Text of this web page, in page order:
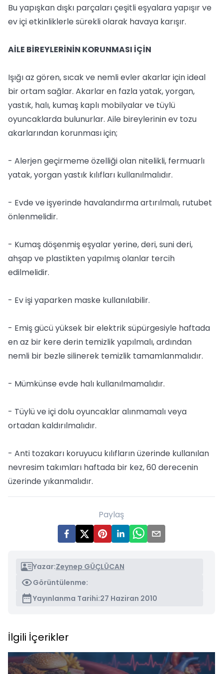
Bu yapışkan dışkı parçaları çeşitli eşyalara yapışır ve
ev içi etkinliklerle sürekli olarak havaya karışır.
AİLE BİREYLERİNİN KORUNMASI İÇİN
Işığı az gören, sıcak ve nemli evler akarlar için ideal
bir ortam sağlar. Akarlar en fazla yatak, yorgan,
yastık, halı, kumaş kaplı mobilyalar ve tüylü
oyuncaklarda bulunurlar. Aile bireylerinin ev tozu
akarlarından korunması için;
- Alerjen geçirmeme özelliği olan nitelikli, fermuarlı
yatak, yorgan yastık kılıfları kullanılmalıdır.
- Evde ve işyerinde havalandırma artırılmalı, rutubet
önlenmelidir.
- Kumaş döşenmiş eşyalar yerine, deri, suni deri,
ahşap ve plastikten yapılmış olanlar tercih
edilmelidir.
- Ev işi yaparken maske kullanılabilir.
- Emiş gücü yüksek bir elektrik süpürgesiyle haftada
en az bir kere derin temizlik yapılmalı, ardından
nemli bir bezle silinerek temizlik tamamlanmalıdır.
- Mümkünse evde halı kullanılmamalıdır.
- Tüylü ve içi dolu oyuncaklar alınmamalı veya
ortadan kaldırılmalıdır.
- Anti tozakarı koruyucu kılıfların üzerinde kullanılan
nevresim takımları haftada bir kez, 60 derecenin
üzerinde yıkanmalıdır.
Paylaş
Yazar:Zeynep GÜÇLÜCAN
Görüntülenme:
Yayınlanma Tarihi:27 Haziran 2010
İlgili İçerikler